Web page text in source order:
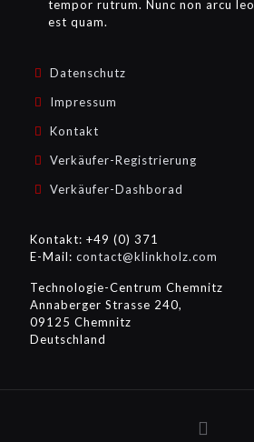
tempor rutrum. Nunc non arcu leo
est quam.
Datenschutz
Impressum
Kontakt
Verkäufer-Registrierung
Verkäufer-Dashborad
Kontakt: +49 (0) 371
E-Mail: contact@klinkholz.com
Technologie-Centrum Chemnitz
Annaberger Strasse 240,
09125 Chemnitz
Deutschland